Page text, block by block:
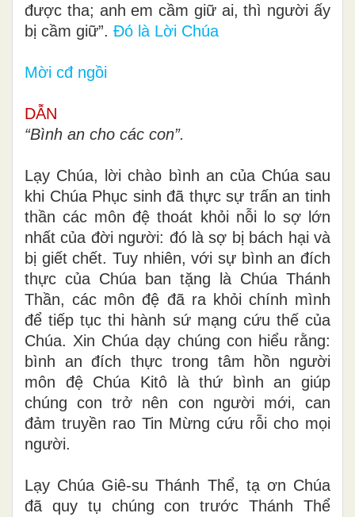
được tha; anh em cầm giữ ai, thì người ấy
bị cầm giữ”. Đó là Lời Chúa
Mời cđ ngồi
DẪN
“Bình an cho các con”.
Lạy Chúa, lời chào bình an của Chúa sau
khi Chúa Phục sinh đã thực sự trấn an tinh
thần các môn đệ thoát khỏi nỗi lo sợ lớn
nhất của đời người: đó là sợ bị bách hại và
bị giết chết. Tuy nhiên, với sự bình an đích
thực của Chúa ban tặng là Chúa Thánh
Thần, các môn đệ đã ra khỏi chính mình
để tiếp tục thi hành sứ mạng cứu thế của
Chúa. Xin Chúa dạy chúng con hiểu rằng:
bình an đích thực trong tâm hồn người
môn đệ Chúa Kitô là thứ bình an giúp
chúng con trở nên con người mới, can
đảm truyền rao Tin Mừng cứu rỗi cho mọi
người.
Lạy Chúa Giê-su Thánh Thể, tạ ơn Chúa
đã quy tụ chúng con trước Thánh Thể